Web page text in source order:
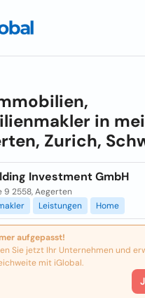
in
Zurich,
Investment GmbH
9 2558, Aegerten
Leistungen Home
aufgepasst!
Sie jetzt Ihr Unternehmen und
mit iGlobal.